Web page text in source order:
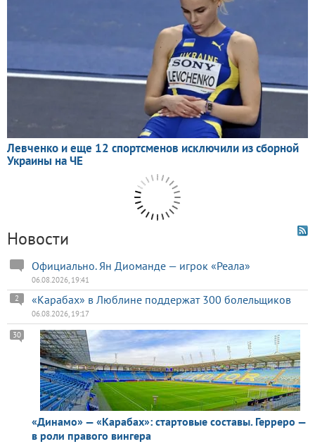
Новости
Официально. Ян Диоманде — игрок «Реала»
06.08.2026, 19:41
«Карабах» в Люблине поддержат 300 болельщиков
2
06.08.2026, 19:17
«Динамо» — «Карабах»: стартовые составы. Герреро —
в роли правого вингера
30